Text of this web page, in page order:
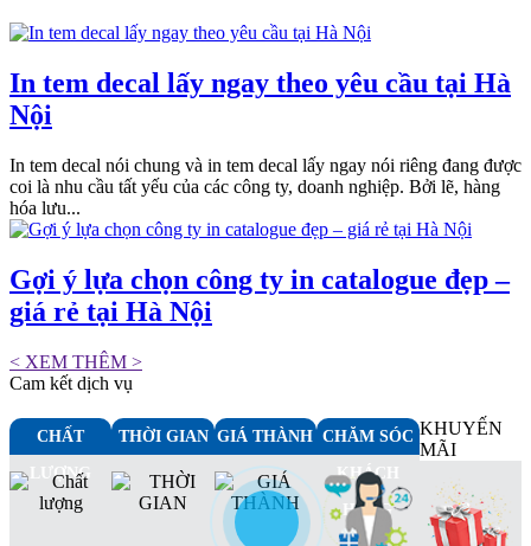
In tem decal lấy ngay theo yêu cầu tại Hà
Nội
In tem decal nói chung và in tem decal lấy ngay nói riêng đang được
coi là nhu cầu tất yếu của các công ty, doanh nghiệp. Bởi lẽ, hàng
hóa lưu...
Gợi ý lựa chọn công ty in catalogue đẹp –
giá rẻ tại Hà Nội
< XEM THÊM >
Cam kết dịch vụ
CHẤT
LƯỢNG
THỜI GIAN GIÁ THÀNH CHĂM SÓC
KHÁCH
HÀNG
KHUYẾN
MÃI